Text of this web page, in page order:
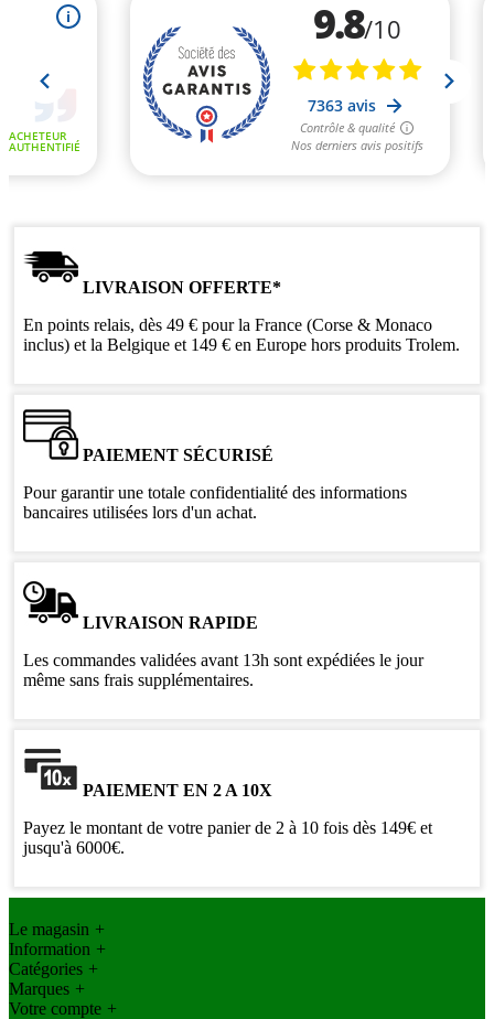
LIVRAISON OFFERTE*
En points relais, dès 49 € pour la France (Corse & Monaco
inclus) et la Belgique et 149 € en Europe hors produits Trolem.
PAIEMENT SÉCURISÉ
Pour garantir une totale confidentialité des informations
bancaires utilisées lors d'un achat.
LIVRAISON RAPIDE
Les commandes validées avant 13h sont expédiées le jour
même sans frais supplémentaires.
PAIEMENT EN 2 A 10X
Payez le montant de votre panier de 2 à 10 fois dès 149€ et
jusqu'à 6000€.
Le magasin +
Information +
Catégories +
Marques +
Votre compte +